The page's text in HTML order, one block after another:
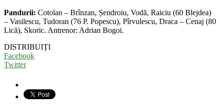
Pandurii: Cotolan – Brînzan, Șendroiu, Vodă, Raiciu (60 Blejdea)
– Vasilescu, Tudoran (76 P. Popescu), Pîrvulescu, Draca – Cenaj (80
Lică), Skoric. Antrenor: Adrian Bogoi.
DISTRIBUIȚI
Facebook
Twitter